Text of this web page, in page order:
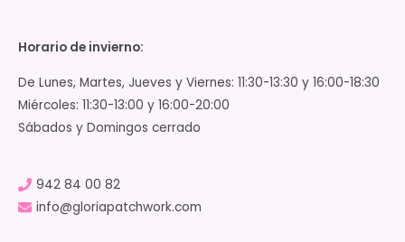
Horario de invierno:
De Lunes, Martes, Jueves y Viernes: 11:30-13:30 y 16:00-18:30
Miércoles: 11:30-13:00 y 16:00-20:00
Sábados y Domingos cerrado
942 84 00 82
info@gloriapatchwork.com